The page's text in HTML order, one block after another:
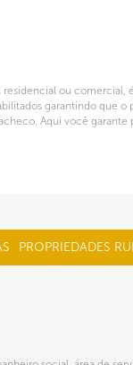
ou
garantindo que
Aqui você
PROPRIEDADES